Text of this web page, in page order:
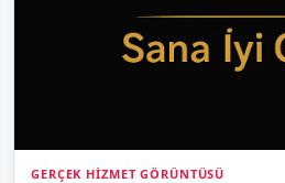
GERÇEK HIZMET GÖRÜNTÜSÜ